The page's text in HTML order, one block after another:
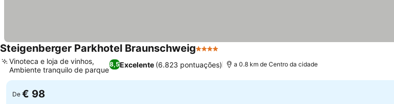
Steigenberger Parkhotel Braunschweig4 Estrelas
8,5Excelente (6.823 pontuações)
Vinoteca e loja de vinhos,
Ambiente tranquilo de parque
a 0.8 km de Centro da cidade
De € 98